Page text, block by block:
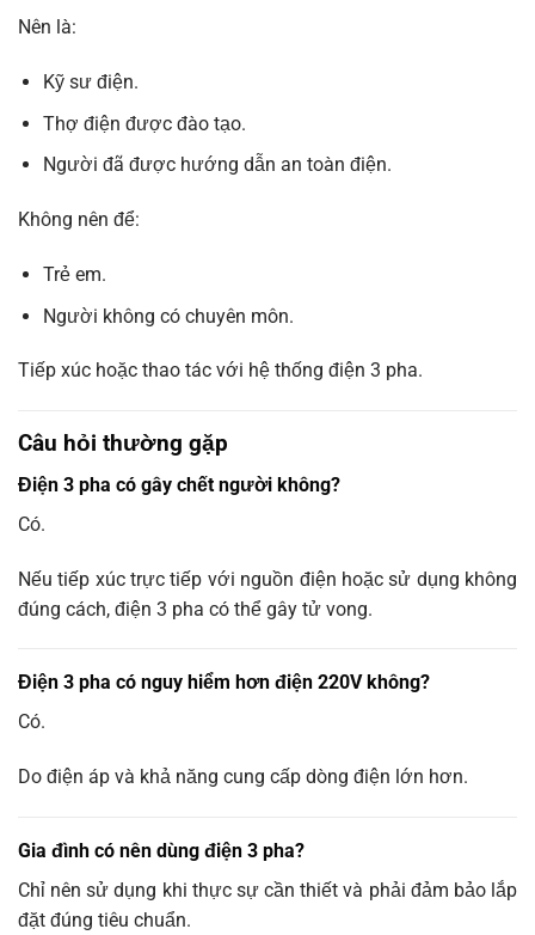
Nên là:
Kỹ sư điện.
Thợ điện được đào tạo.
Người đã được hướng dẫn an toàn điện.
Không nên để:
Trẻ em.
Người không có chuyên môn.
Tiếp xúc hoặc thao tác với hệ thống điện 3 pha.
Câu hỏi thường gặp
Điện 3 pha có gây chết người không?
Có.
Nếu tiếp xúc trực tiếp với nguồn điện hoặc sử dụng không
đúng cách, điện 3 pha có thể gây tử vong.
Điện 3 pha có nguy hiểm hơn điện 220V không?
Có.
Do điện áp và khả năng cung cấp dòng điện lớn hơn.
Gia đình có nên dùng điện 3 pha?
Chỉ nên sử dụng khi thực sự cần thiết và phải đảm bảo lắp
đặt đúng tiêu chuẩn.